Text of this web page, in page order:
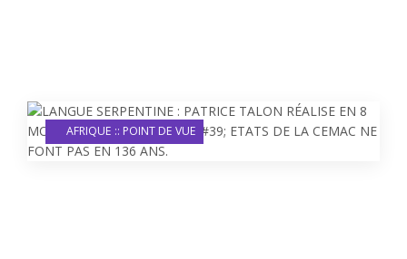
AFRIQUE :: POINT DE VUE